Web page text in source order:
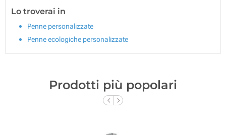
Lo troverai in
Penne personalizzate
Penne ecologiche personalizzate
Prodotti più popolari